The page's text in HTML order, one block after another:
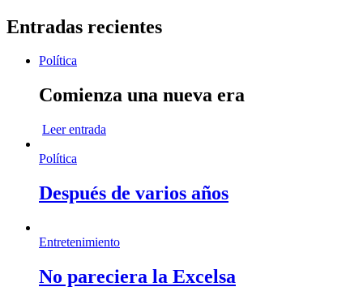
Entradas recientes
Política
Comienza una nueva era
Leer entrada
Política
Después de varios años
Entretenimiento
No pareciera la Excelsa